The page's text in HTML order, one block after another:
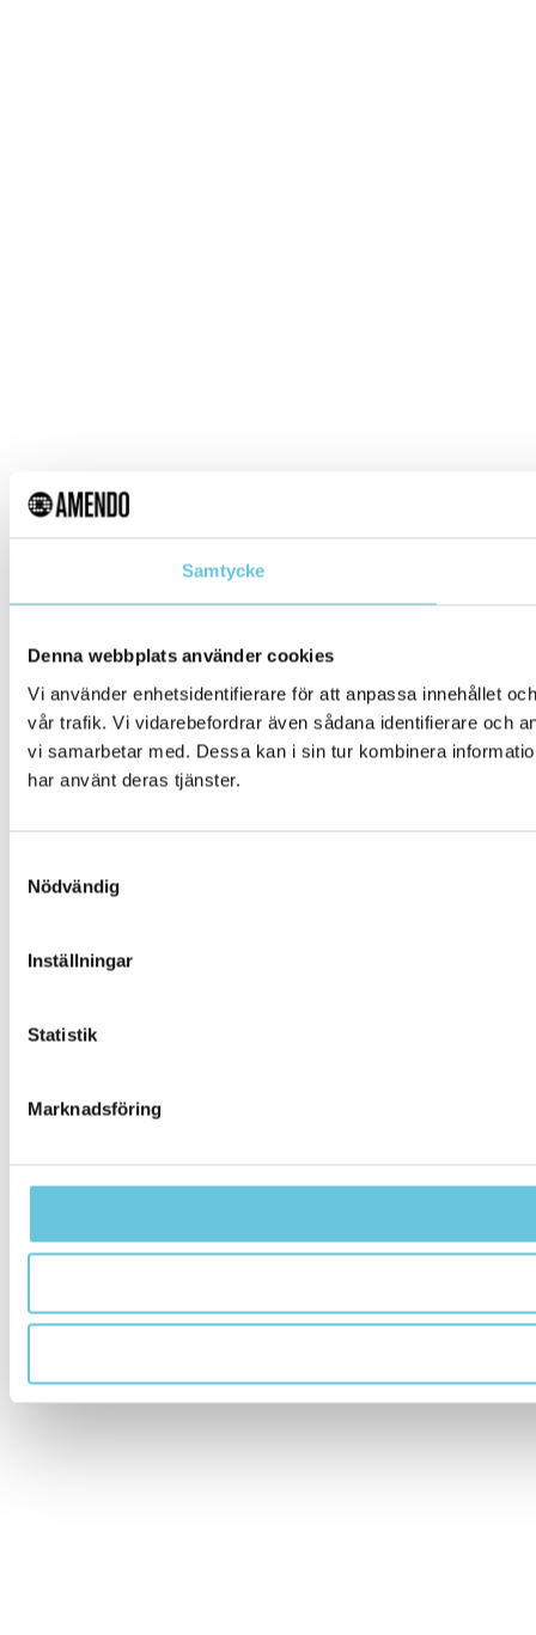
Samtycke
Denna webbplats använder cookies
Vi använder enhetsidentifierare för att anpassa innehållet
vår trafik. Vi vidarebefordrar även sådana identifierare och
vi samarbetar med. Dessa kan i sin tur kombinera
har använt deras tjänster.
Nödvändig
Inställningar
Statistik
Marknadsföring